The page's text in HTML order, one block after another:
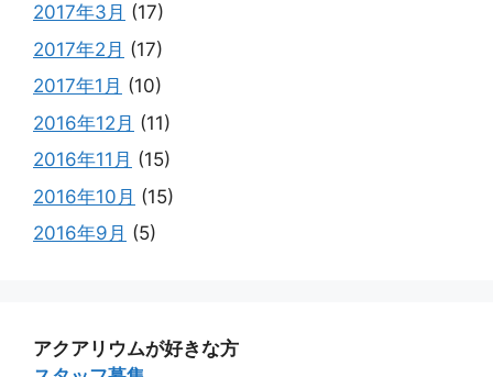
2017年3月 (17)
2017年2月 (17)
2017年1月 (10)
2016年12月 (11)
2016年11月 (15)
2016年10月 (15)
2016年9月 (5)
アクアリウムが好きな方